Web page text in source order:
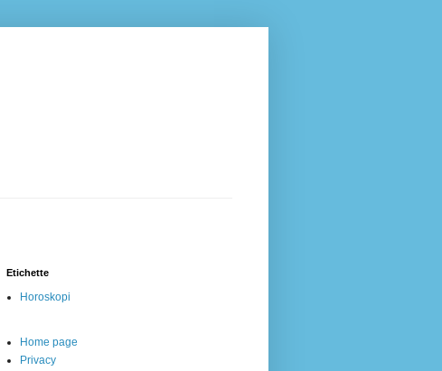
Etichette
Horoskopi
Home page
Privacy